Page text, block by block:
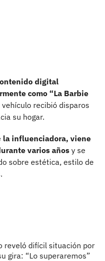
digital
como “La Barbie
recibió disparos
su hogar.
la influenciadora, viene
varios añosy se
sobre estética, estilo de
reveló difícil situación por
gira: “Lo superaremos”